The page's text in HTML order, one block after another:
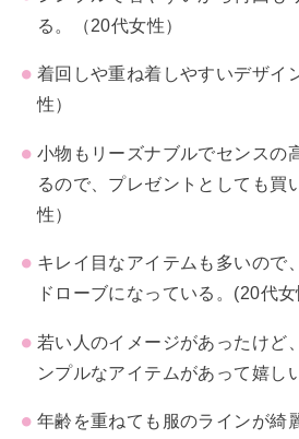
る。（20代女性）
着回しや重ね着しやすいデザイ
性）
小物もリーズナブルでセンスの
るので、プレゼントとしても買
性）
キレイ目なアイテムも多いので
ドローブになっている。(20代女
若い人のイメージがあったけど
ンプルなアイテムがあって嬉し
年齢を重ねても服のラインが綺